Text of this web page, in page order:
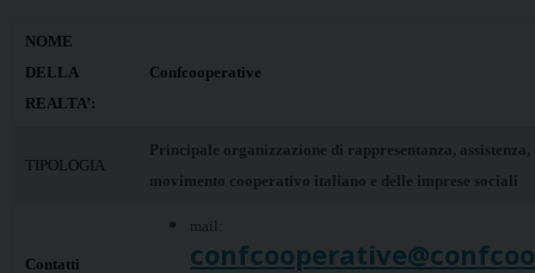
NOME
DELLA
REALTA’:
Confcooperative
TIPOLOGIA
Principale organizzazione di rappresentanza,
movimento cooperativo italiano e delle imprese sociali
Contatti
mail: